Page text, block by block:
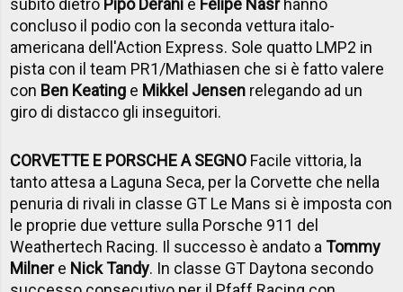
subito dietro Pipo Derani e Felipe Nasrhanno
concluso il podio con la seconda vettura italo-
americana dell'Action Express. Sole quatto LMP2 in
pista con il team PR1/Mathiasen che si è fatto valere
con Ben Keating e Mikkel Jensen relegando ad un
giro di distacco gli inseguitori.
CORVETTE E PORSCHE A SEGNO Facile vittoria, la
tanto attesa a Laguna Seca, per la Corvette che nella
penuria di rivali in classe GT Le Mans si è imposta con
le proprie due vetture sulla Porsche 911 del
Weathertech Racing. Il successo è andato aTommy
Milnere Nick Tandy. In classe GT Daytona secondo